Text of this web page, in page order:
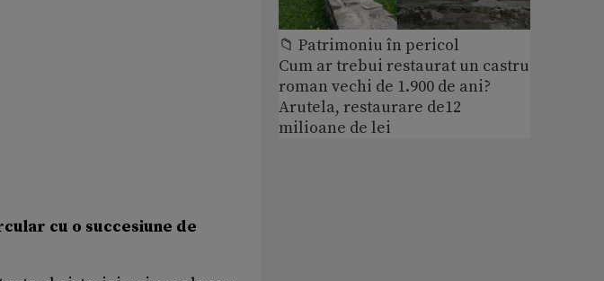
cu o succesiune de
📁 Patrimoniu în pericol
Cum ar trebui restaurat un castru
roman vechi de 1.900 de ani?
Arutela, restaurare de12
milioane de lei